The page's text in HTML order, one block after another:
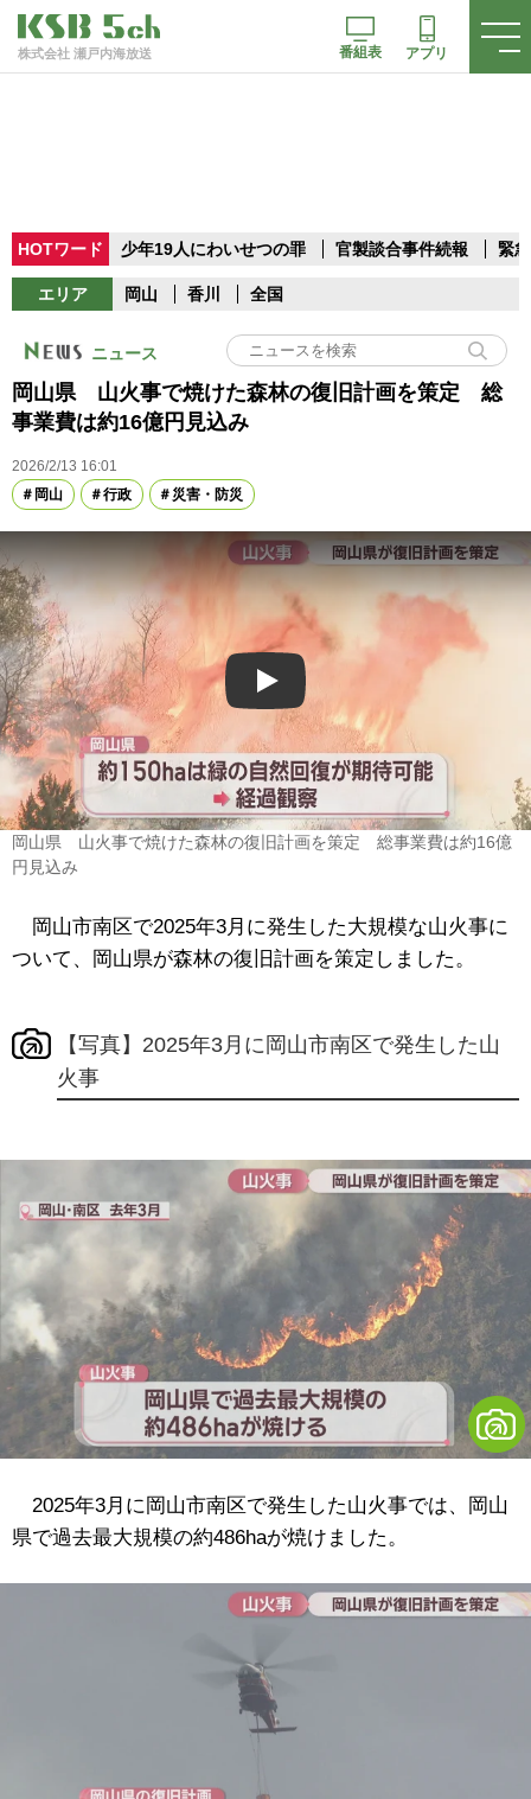
株式会社 瀬戸内海放送 番組表 アプリ
HOTワード 少年19人にわいせつの罪 官製談合事件続報 緊
エリア 岡山 香川 全国
ニュース
岡山県 山火事で焼けた森林の復旧計画を策定 総
事業費は約16億円見込み
2026/2/13 16:01
岡山
行政 災害・防災
Play
岡山県 山火事で焼けた森林の復旧計画を策定 総事業費は約16億
円見込み
岡山市南区で2025年3月に発生した大規模な山火事に
ついて、岡山県が森林の復旧計画を策定しました。
【写真】2025年3月に岡山市南区で発生した山
火事
2025年3月に岡山市南区で発生した山火事では、岡山
県で過去最大規模の約486haが焼けました。